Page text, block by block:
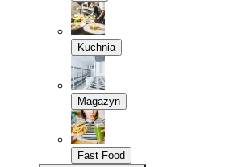
Kuchnia
Magazyn
Fast Food